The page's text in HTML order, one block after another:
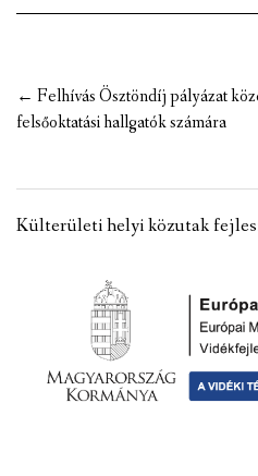
HIRDETMÉNYEK
Post
navigation
← Felhívás Ösztöndíj pályázat
felsőoktatási hallgatók számára
Külterületi helyi közutak